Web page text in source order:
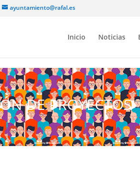
ayuntamiento@rafal.es
Inicio Noticias
DE PROYECTOS